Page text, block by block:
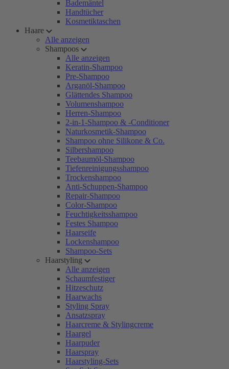
Bademäntel
Handtücher
Kosmetiktaschen
Haare
Alle anzeigen
Shampoos
Alle anzeigen
Keratin-Shampoo
Pre-Shampoo
Arganöl-Shampoo
Glättendes Shampoo
Volumenshampoo
Herren-Shampoo
2-in-1-Shampoo & -Conditioner
Naturkosmetik-Shampoo
Shampoo ohne Silikone & Co.
Silbershampoo
Teebaumöl-Shampoo
Tiefenreinigungsshampoo
Trockenshampoo
Anti-Schuppen-Shampoo
Repair-Shampoo
Color-Shampoo
Feuchtigkeitsshampoo
Festes Shampoo
Haarseife
Lockenshampoo
Shampoo-Sets
Haarstyling
Alle anzeigen
Schaumfestiger
Hitzeschutz
Haarwachs
Styling Spray
Ansatzspray
Haarcreme & Stylingcreme
Haargel
Haarpuder
Haarspray
Haarstyling-Sets